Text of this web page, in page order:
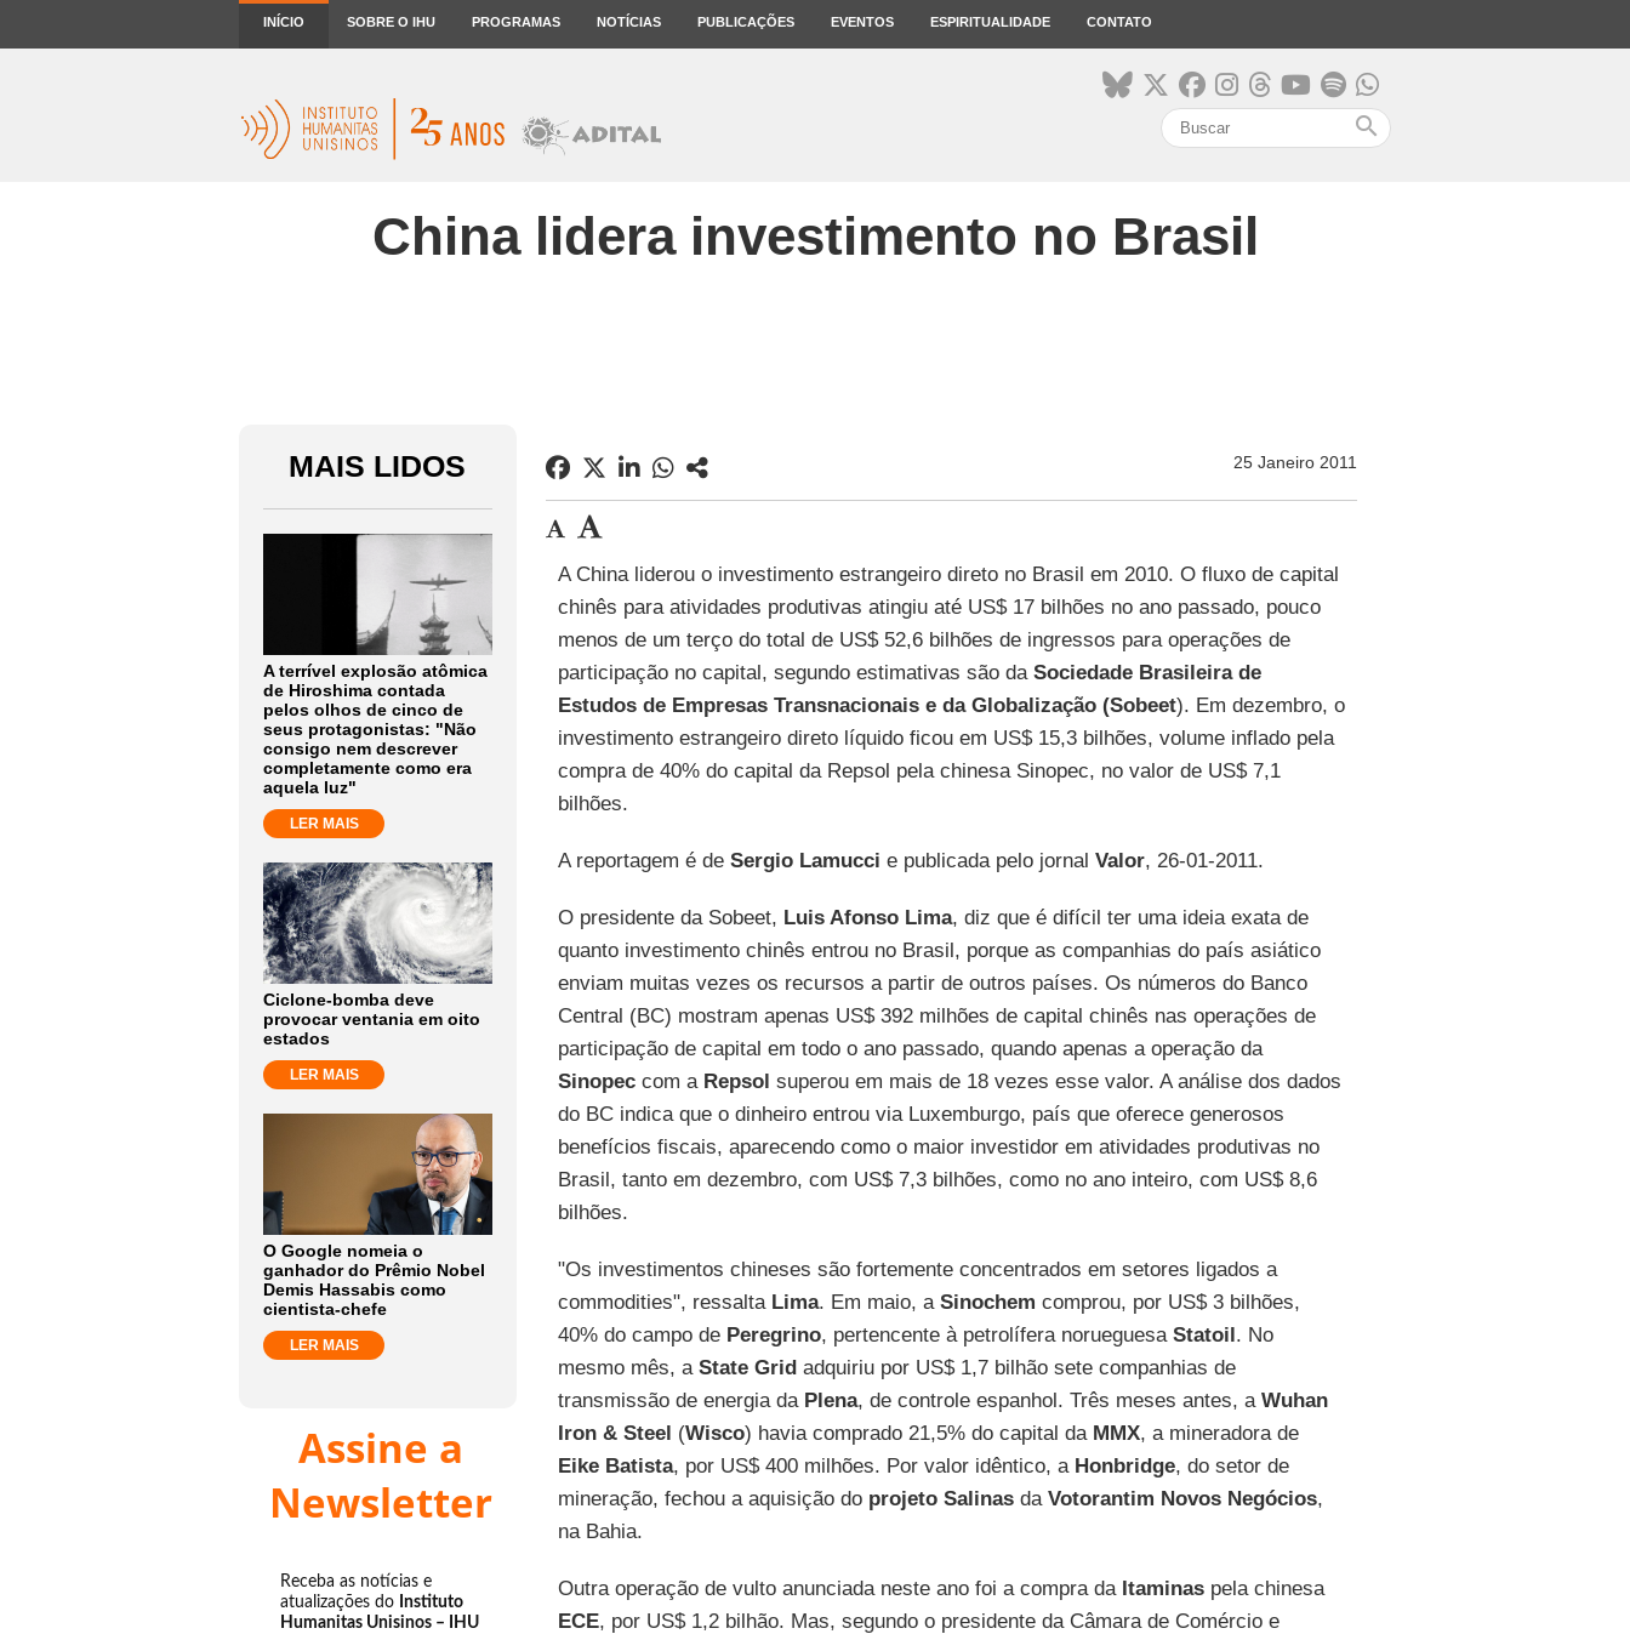
INÍCIO SOBRE O IHU PROGRAMAS NOTÍCIAS PUBLICAÇÕES EVENTOS ESPIRITUALIDADE CONTATO
search
China lidera investimento no Brasil
MAIS LIDOS
A terrível explosão atômica
de Hiroshima contada
pelos olhos de cinco de
seus protagonistas: "Não
consigo nem descrever
completamente como era
aquela luz"
LER MAIS
Ciclone-bomba deve
provocar ventania em oito
estados
LER MAIS
O Google nomeia o
ganhador do Prêmio Nobel
Demis Hassabis como
cientista-chefe
LER MAIS
Assine a
Newsletter
Receba as notícias e
atualizações do Instituto
Humanitas Unisinos – IHU
25 Janeiro 2011
A China liderou o investimento estrangeiro direto no Brasil em 2010. O fluxo de capital
chinês para atividades produtivas atingiu até US$ 17 bilhões no ano passado, pouco
menos de um terço do total de US$ 52,6 bilhões de ingressos para operações de
participação no capital, segundo estimativas são da Sociedade Brasileira de
Estudos de Empresas Transnacionais e da Globalização (Sobeet). Em dezembro, o
investimento estrangeiro direto líquido ficou em US$ 15,3 bilhões, volume inflado pela
compra de 40% do capital da Repsol pela chinesa Sinopec, no valor de US$ 7,1
bilhões.
A reportagem é de Sergio Lamucci e publicada pelo jornal Valor, 26-01-2011.
O presidente da Sobeet, Luis Afonso Lima, diz que é difícil ter uma ideia exata de
quanto investimento chinês entrou no Brasil, porque as companhias do país asiático
enviam muitas vezes os recursos a partir de outros países. Os números do Banco
Central (BC) mostram apenas US$ 392 milhões de capital chinês nas operações de
participação de capital em todo o ano passado, quando apenas a operação da
Sinopeccom a Repsol superou em mais de 18 vezes esse valor. A análise dos dados
do BC indica que o dinheiro entrou via Luxemburgo, país que oferece generosos
benefícios fiscais, aparecendo como o maior investidor em atividades produtivas no
Brasil, tanto em dezembro, com US$ 7,3 bilhões, como no ano inteiro, com US$ 8,6
bilhões.
"Os investimentos chineses são fortemente concentrados em setores ligados a
commodities", ressalta Lima. Em maio, a Sinochem comprou, por US$ 3 bilhões,
40% do campo de Peregrino, pertencente à petrolífera norueguesa Statoil. No
mesmo mês, a State Gridadquiriu por US$ 1,7 bilhão sete companhias de
transmissão de energia da Plena, de controle espanhol. Três meses antes, a Wuhan
Iron & Steel (Wisco) havia comprado 21,5% do capital da MMX, a mineradora de
Eike Batista, por US$ 400 milhões. Por valor idêntico, a Honbridge, do setor de
mineração, fechou a aquisição do projeto Salinasda Votorantim Novos Negócios,
na Bahia.
Outra operação de vulto anunciada neste ano foi a compra da Itaminaspela chinesa
ECE, por US$ 1,2 bilhão. Mas, segundo o presidente da Câmara de Comércio e